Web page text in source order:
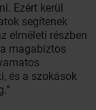
Ezért kerül
segítenek
elméleti részben
magabiztos
és a szokások